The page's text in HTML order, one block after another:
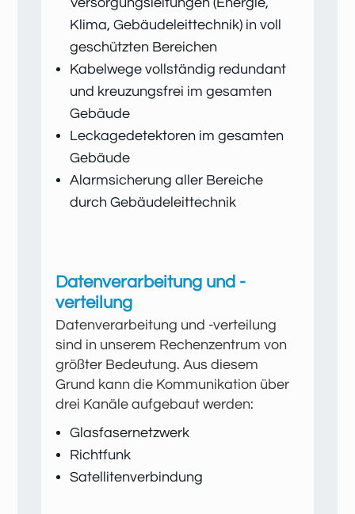
Klima, Gebäudeleittechnik) in voll
geschützten Bereichen
Kabelwege vollständig redundant
und kreuzungsfrei im gesamten
Gebäude
Leckagedetektoren im gesamten
Gebäude
Alarmsicherung aller Bereiche
durch Gebäudeleittechnik
Datenverarbeitung und -
verteilung
Datenverarbeitung und -verteilung
sind in unserem Rechenzentrum von
größter Bedeutung. Aus diesem
Grund kann die Kommunikation über
drei Kanäle aufgebaut werden:
Glasfasernetzwerk
Richtfunk
Satellitenverbindung